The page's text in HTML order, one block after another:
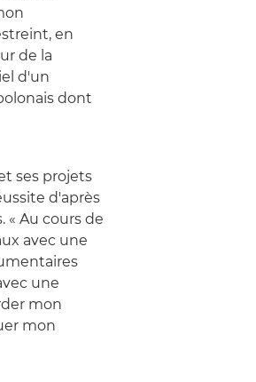
en
de la
d'un
dont
ses projets
d'après
« Au cours de
avec une
une
mon
mon